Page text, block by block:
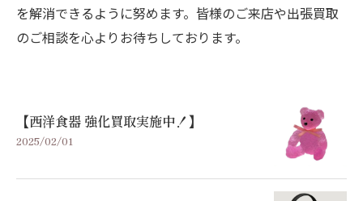
を解消できるように努めます。皆様のご来店や出張買取
のご相談を心よりお待ちしております。
【西洋食器 強化買取実施中！】
2025/02/01